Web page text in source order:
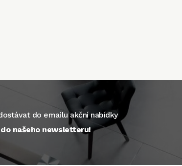
do emailu akční nabídky
našeho newsletteru!